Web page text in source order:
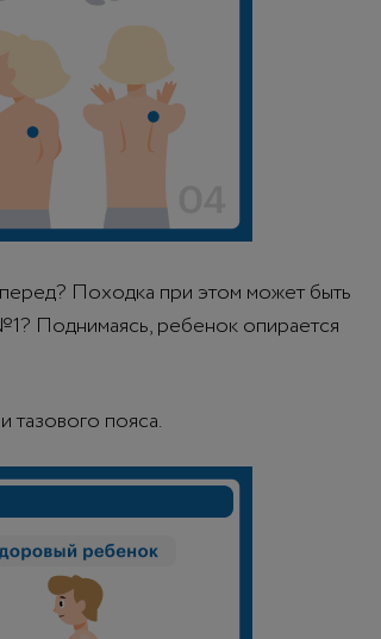
Походка при этом может быть
Поднимаясь, ребенок опирается
тазового пояса.